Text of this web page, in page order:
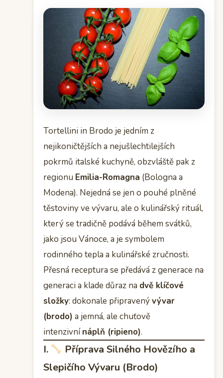
Tortellini in Brodo je jedním z
nejikoničtějších a nejušlechtilejších
pokrmů italské kuchyně, obzvláště pak z
regionu Emilia-Romagna (Bologna a
Modena). Nejedná se jen o pouhé plněné
těstoviny ve vývaru, ale o kulinářský rituál,
který se tradičně podává během svátků,
jako jsou Vánoce, a je symbolem
rodinného tepla a kulinářské zručnosti.
Přesná receptura se předává z generace na
generaci a klade důraz na dvě klíčové
složky: dokonale připravenývývar
(brodo) a jemná, ale chuťově
intenzivnínáplň (ripieno).
I.
Příprava Silného Hovězího a
Slepičího Vývaru (Brodo)